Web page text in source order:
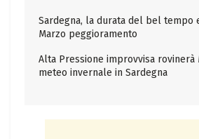
Sardegna, la durata del bel tempo
Marzo peggioramento
Alta Pressione improvvisa rovinerà
meteo invernale in Sardegna